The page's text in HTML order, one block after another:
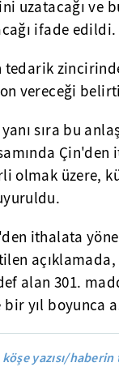
uzatacağı ve
ifade edildi.
tedarik
vereceği
sıra bu
olmak üzere,
ithalata
alan 301.
yıl boyunca
yazısı/